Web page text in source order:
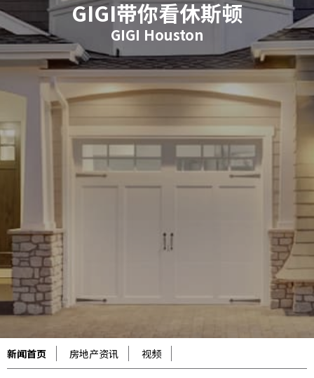
GIGI带你看休斯顿
GIGI Houston
新闻首页 房地产资讯 视频